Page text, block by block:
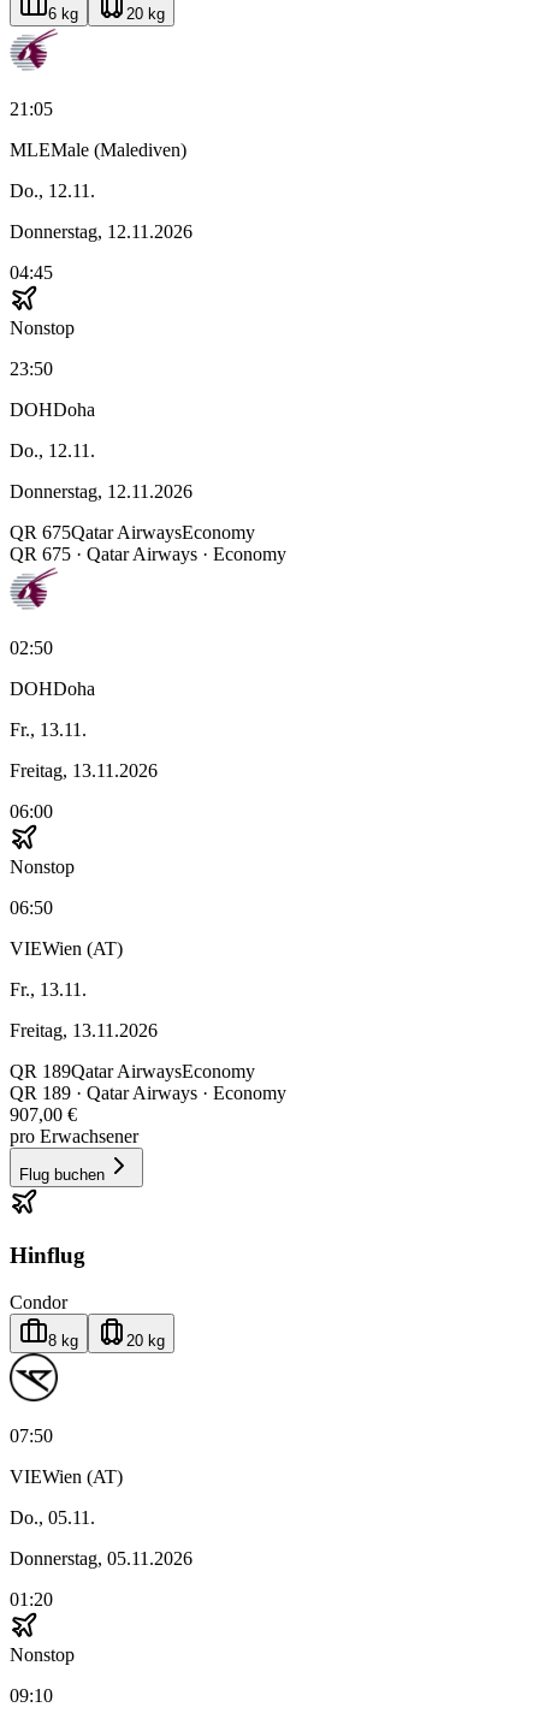
6 kg 20 kg
21:05
MLEMale (Malediven)
Do., 12.11.
Donnerstag, 12.11.2026
04:45
Nonstop
23:50
DOHDoha
Do., 12.11.
Donnerstag, 12.11.2026
QR 675Qatar AirwaysEconomy
QR 675 · Qatar Airways · Economy
02:50
DOHDoha
Fr., 13.11.
Freitag, 13.11.2026
06:00
Nonstop
06:50
VIEWien (AT)
Fr., 13.11.
Freitag, 13.11.2026
QR 189Qatar AirwaysEconomy
QR 189 · Qatar Airways · Economy
907,00 €
pro Erwachsener
Flug buchen
Hinflug
Condor
8 kg 20 kg
07:50
VIEWien (AT)
Do., 05.11.
Donnerstag, 05.11.2026
01:20
Nonstop
09:10